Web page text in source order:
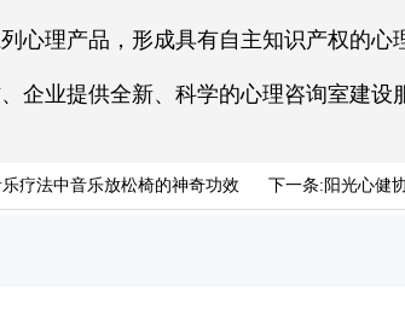
心理产品，形成具有自主知识产权的
企业提供全新、科学的心理咨询室建设
疗法中音乐放松椅的神奇功效 下一条: 阳光心健